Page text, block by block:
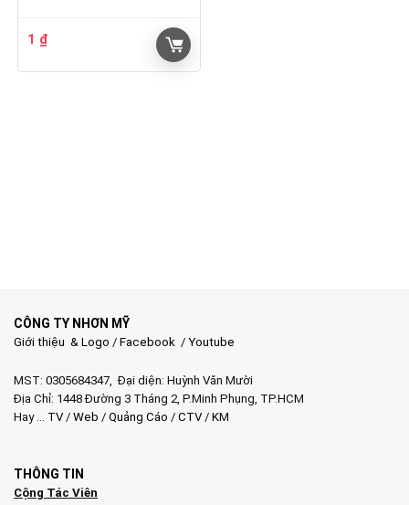
1 ₫
CÔNG TY NHƠN MỸ
Giới thiệu & Logo / Facebook / Youtube
MST: 0305684347, Đại diện: Huỳnh Văn Mười
Địa Chỉ: 1448 Đường 3 Tháng 2, P.Minh Phụng, TP.HCM
Hay …
TV/ Web / Quảng Cáo / CTV/ KM
THÔNG TIN
Cộng Tác Viên